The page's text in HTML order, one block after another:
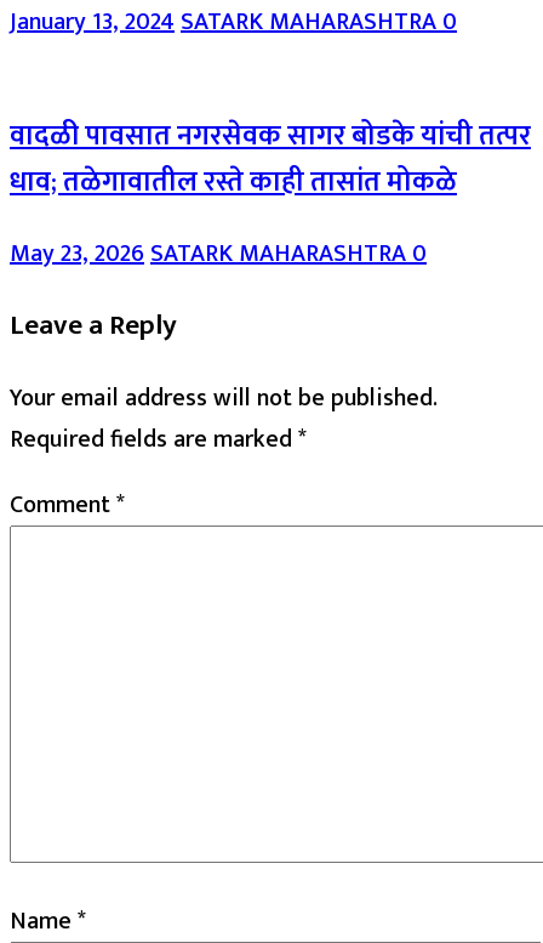
January 13, 2024SATARK MAHARASHTRA0
वादळी पावसात नगरसेवक सागर बोडके यांची तत्पर
धाव; तळेगावातील रस्ते काही तासांत मोकळे
May 23, 2026SATARK MAHARASHTRA0
Leave a Reply
Your email address will not be published.
Required fields are marked*
Comment*
Name*